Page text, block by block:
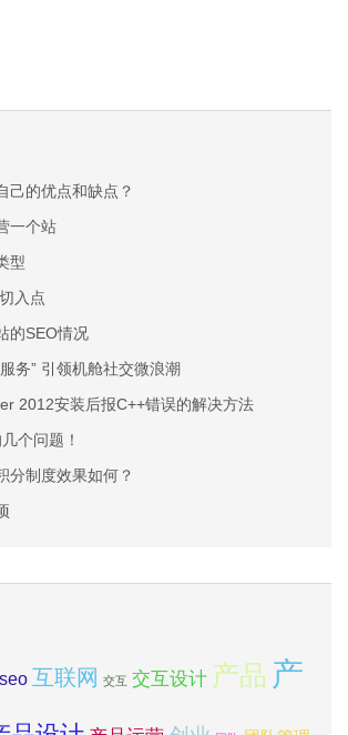
己的优点和缺点？
一个站
型
入点
的SEO情况
务” 引领机舱社交微浪潮
2012安装后报C++错误的解决方法
个问题！
分制度效果如何？
seo 互联网 交互 交互设计 产品 产